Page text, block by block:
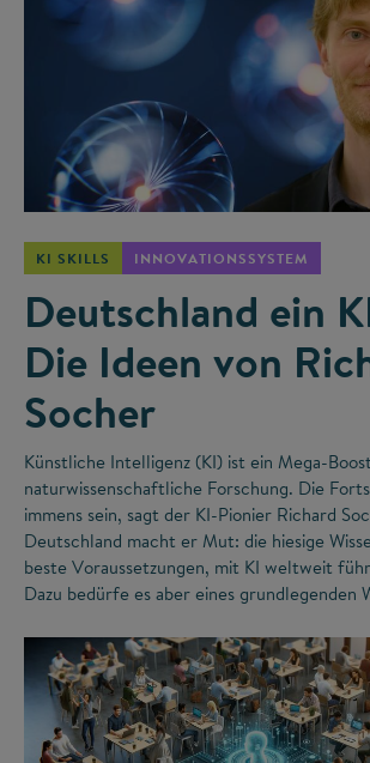
KI SKILLS INNOVATIONSSYSTEM
Deutschland ein
Die Ideen von
Socher
Künstliche Intelligenz (KI) ist ein Mega-
naturwissenschaftliche Forschung. Die
immens sein, sagt der KI-Pionier Richard
Deutschland macht er Mut: die hiesige
beste Voraussetzungen, mit KI weltweit
Dazu bedürfe es aber eines grundlegenden